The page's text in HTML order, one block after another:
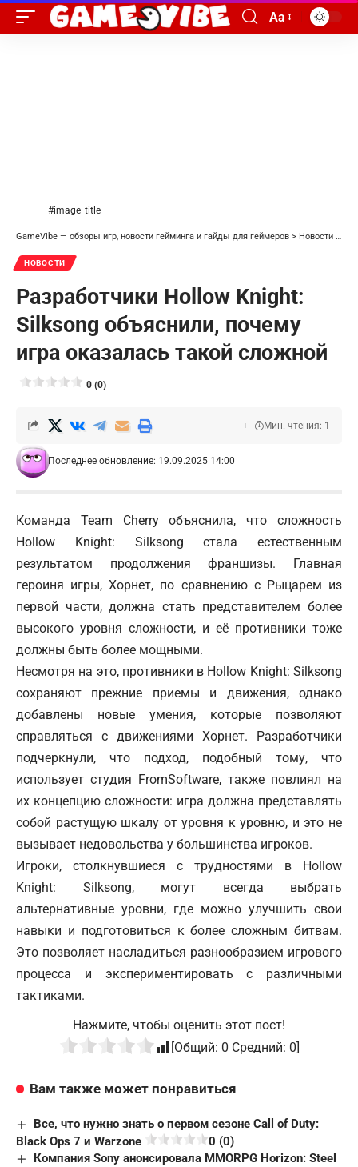
Aa
#image_title
GameVibe — обзоры игр, новости гейминга и гайды для геймеров > Новости
НОВОСТИ
Разработчики Hollow Knight:
Silksong объяснили, почему
игра оказалась такой сложной
0 (0)
Последнее обновление: 19.09.2025 14:00
Мин. чтения: 1
Команда Team Cherry объяснила, что сложность
Hollow Knight: Silksong стала естественным
результатом продолжения франшизы. Главная
героиня игры, Хорнет, по сравнению с Рыцарем из
первой части, должна стать представителем более
высокого уровня сложности, и её противники тоже
должны быть более мощными.
Несмотря на это, противники в Hollow Knight: Silksong
сохраняют прежние приемы и движения, однако
добавлены новые умения, которые позволяют
справляться с движениями Хорнет. Разработчики
подчеркнули, что подход, подобный тому, что
использует студия FromSoftware, также повлиял на
их концепцию сложности: игра должна представлять
собой растущую шкалу от уровня к уровню, и это не
вызывает недовольства у большинства игроков.
Игроки, столкнувшиеся с трудностями в Hollow
Knight: Silksong, могут всегда выбрать
альтернативные уровни, где можно улучшить свои
навыки и подготовиться к более сложным битвам.
Это позволяет насладиться разнообразием игрового
процесса и экспериментировать с различными
тактиками.
Нажмите, чтобы оценить этот пост!
[Общий: 0 Средний: 0]
Вам также может понравиться
Все, что нужно знать о первом сезоне Call of Duty:
Black Ops 7 и Warzone
0 (0)
Компания Sony анонсировала MMORPG Horizon: Steel